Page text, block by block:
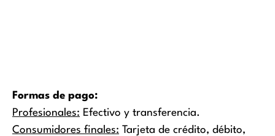
Formas de pago:
Profesionales: Efectivo y transferencia.
Consumidores finales: Tarjeta de crédito, débito,